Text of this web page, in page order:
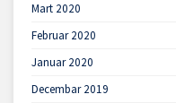
Mart 2020
Februar 2020
Januar 2020
Decembar 2019